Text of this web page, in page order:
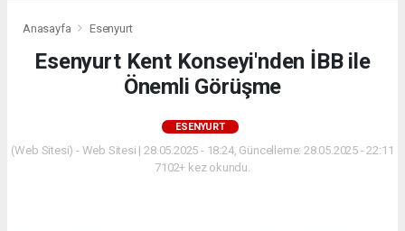
Anasayfa Esenyurt
Esenyurt Kent Konseyi'nden İBB ile
Önemli Görüşme
ESENYURT
(Web Sitesi) - Web Sitesi | 28.05.2025 - 18:24, Güncelleme: 28.05.2025 - 22:11
7102+ kez okundu.